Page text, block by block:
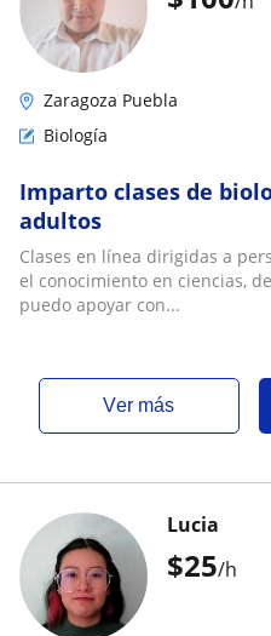
Zaragoza Puebla
Biología
Imparto clases de
adultos
Clases en línea dirigidas a
el conocimiento en ciencias,
puedo apoyar con...
ver más
$25/h
Lucia